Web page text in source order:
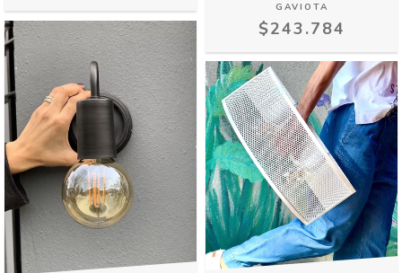
GAVIOTA
$243.784